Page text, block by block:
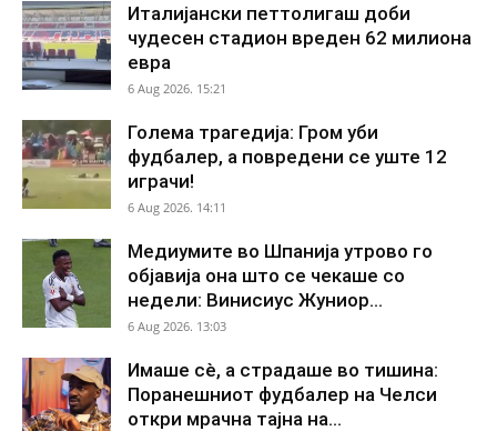
Италијански петтолигаш доби
чудесен стадион вреден 62 милиона
евра
6 Aug 2026. 15:21
Голема трагедија: Гром уби
фудбалер, а повредени се уште 12
играчи!
6 Aug 2026. 14:11
Медиумите во Шпанија утрово го
објавија она што се чекаше со
недели: Винисиус Жуниор...
6 Aug 2026. 13:03
Имаше сè, а страдаше во тишина:
Поранешниот фудбалер на Челси
откри мрачна тајна на...